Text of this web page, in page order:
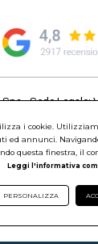
- Sede Legale:
- Codice
Euro i.v. Iscritto
Roma REA: RM-
(RM) - Telefono:
i cookie.
ed annunci.
questa finestra, il
Leggi l'informativa
PERSONALIZZA